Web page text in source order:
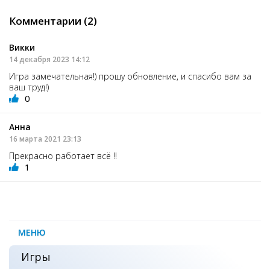
Комментарии (2)
Викки
14 декабря 2023 14:12
Игра замечательная!) прошу обновление, и спасибо вам за
ваш труд!)
0
Анна
16 марта 2021 23:13
Прекрасно работает всё !!
1
МЕНЮ
Игры